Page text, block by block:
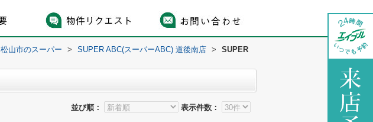
松山市のスーパー > SUPER ABC(スーパーABC) 道後南店 >
SUPER
並び順： 表示件数：